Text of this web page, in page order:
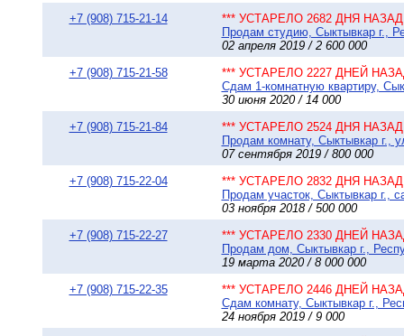
+7 (908) 715-21-14
*** УСТАРЕЛО 2682 ДНЯ НАЗАД
Продам студию, Сыктывкар г.,
02 апреля 2019 / 2 600 000
+7 (908) 715-21-58
*** УСТАРЕЛО 2227 ДНЕЙ
Сдам 1-комнатную квартиру,
30 июня 2020 / 14 000
+7 (908) 715-21-84
*** УСТАРЕЛО 2524 ДНЯ НАЗАД
Продам комнату, Сыктывкар г.,
07 сентября 2019 / 800 000
+7 (908) 715-22-04
*** УСТАРЕЛО 2832 ДНЯ НАЗАД
Продам участок, Сыктывкар г.,
03 ноября 2018 / 500 000
+7 (908) 715-22-27
*** УСТАРЕЛО 2330 ДНЕЙ
Продам дом, Сыктывкар г.,
19 марта 2020 / 8 000 000
+7 (908) 715-22-35
*** УСТАРЕЛО 2446 ДНЕЙ
Сдам комнату, Сыктывкар г.,
24 ноября 2019 / 9 000